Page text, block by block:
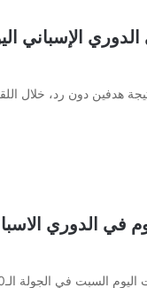
هدفين دون رد، خلال
في الدوري